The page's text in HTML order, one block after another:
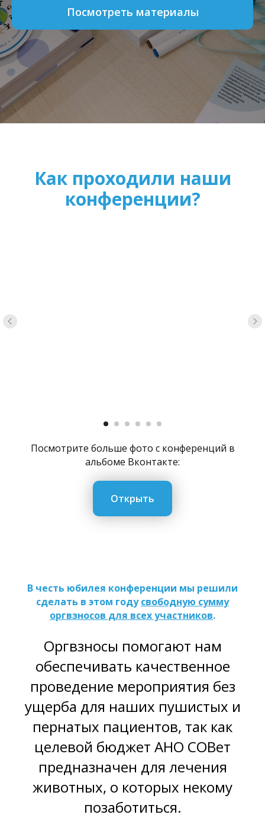
Посмотреть материалы
Как проходили наши
конференции?
Посмотрите больше фото с конференций в
альбоме Вконтакте:
Открыть
В честь юбилея конференции мы решили
сделать в этом годусвободную сумму
оргвзносов для всех участников.
Оргвзносы помогают нам
обеспечивать качественное
проведение мероприятия без
ущерба для наших пушистых и
пернатых пациентов, так как
целевой бюджет АНО СОВет
предназначен для лечения
животных, о которых некому
позаботиться.